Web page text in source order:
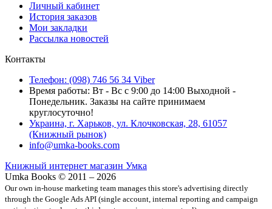
Личный кабинет
История заказов
Мои закладки
Рассылка новостей
Контакты
Телефон: (098) 746 56 34 Viber
Время работы: Вт - Вс с 9:00 до 14:00 Выходной -
Понедельник. Заказы на сайте принимаем
круглосуточно!
Украина, г. Харьков, ул. Клочковская, 28, 61057
(Книжный рынок)
info@umka-books.com
Книжный интернет магазин Умка
Umka Books © 2011 – 2026
Our own in-house marketing team manages this store's advertising directly
through the Google Ads API (single account, internal reporting and campaign